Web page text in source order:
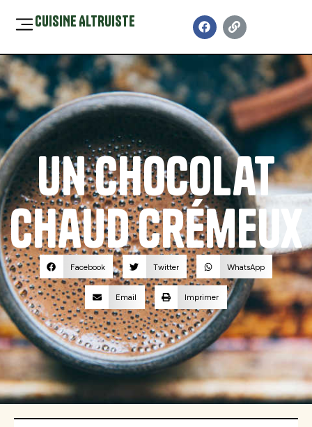
CUISINE ALTRUISTE
Un chocolat
chaud crémeux
Facebook Twitter WhatsApp
Email Imprimer